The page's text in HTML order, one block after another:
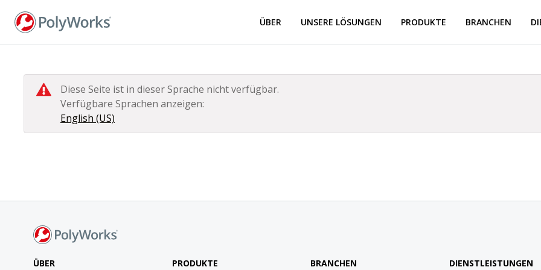
zum
Inhalt
ÜBER UNSERE LÖSUNGEN PRODUKTE BRANCHEN
Diese Seite ist in dieser Sprache nicht verfügbar.
Verfügbare Sprachen anzeigen:
English (US)
ÜBER PRODUKTE BRANCHEN DIENSTLEISTUNGEN